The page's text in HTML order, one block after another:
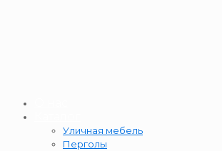
Уличная мебель
Перголы